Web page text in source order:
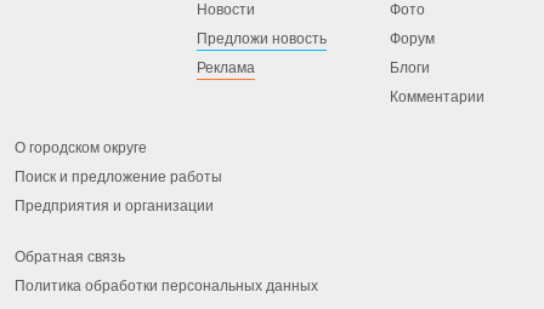
Новости
Предложи новость
Реклама
Фото
Форум
Блоги
Комментарии
О городском округе
Поиск и предложение работы
Предприятия и организации
Обратная связь
Политика обработки персональных данных